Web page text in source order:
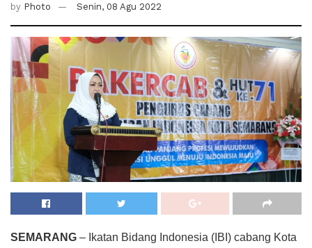
by Photo Senin, 08 Agu 2022
SEMARANG – Ikatan Bidang Indonesia (IBI) cabang Kota